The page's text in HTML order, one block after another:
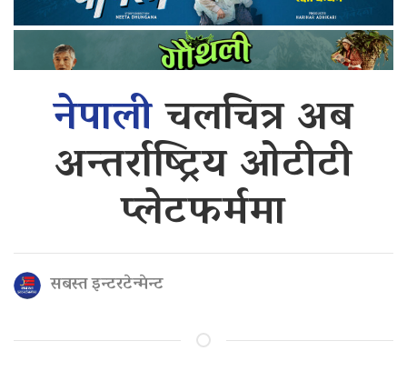
नेपालीचलचित्र अब
अन्तर्राष्ट्रिय ओटीटी
प्लेटफर्ममा
सबस्त इन्टरटेन्मेन्ट